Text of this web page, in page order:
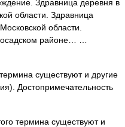
Здравница деревня в
области. Здравница
области.
районе… …
существуют и другие
Достопримечательность
термина существуют и